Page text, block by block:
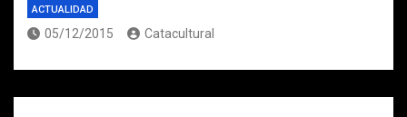
ACTUALIDAD
05/12/2015 Catacultural